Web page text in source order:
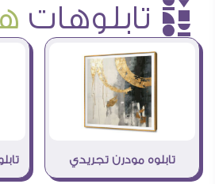
è تابلوهات
تابلوه مودرن تجريدي